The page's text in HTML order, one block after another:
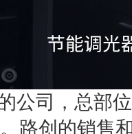
公司，总部
路创的销售